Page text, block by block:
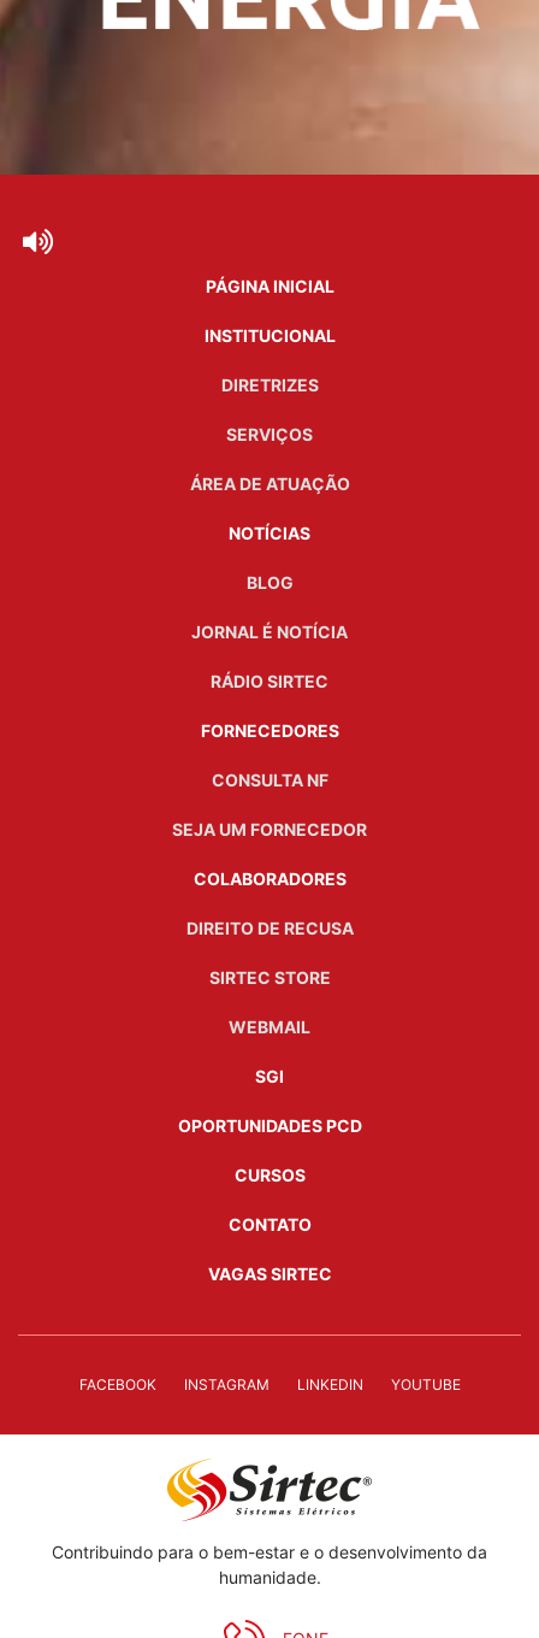
PÁGINA INICIAL
INSTITUCIONAL
DIRETRIZES
SERVIÇOS
ÁREA DE ATUAÇÃO
NOTÍCIAS
BLOG
JORNAL É NOTÍCIA
RÁDIO SIRTEC
FORNECEDORES
CONSULTA NF
SEJA UM FORNECEDOR
COLABORADORES
DIREITO DE RECUSA
SIRTEC STORE
WEBMAIL
SGI
OPORTUNIDADES PCD
CURSOS
CONTATO
VAGAS SIRTEC
FACEBOOK INSTAGRAM LINKEDIN YOUTUBE
Contribuindo para o bem-estar e o desenvolvimento da
humanidade.